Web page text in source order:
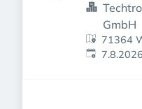
GmbH
71364
Veröffentlicht
7.8.2026